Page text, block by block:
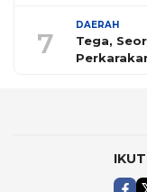
7
DAERAH
Tega,